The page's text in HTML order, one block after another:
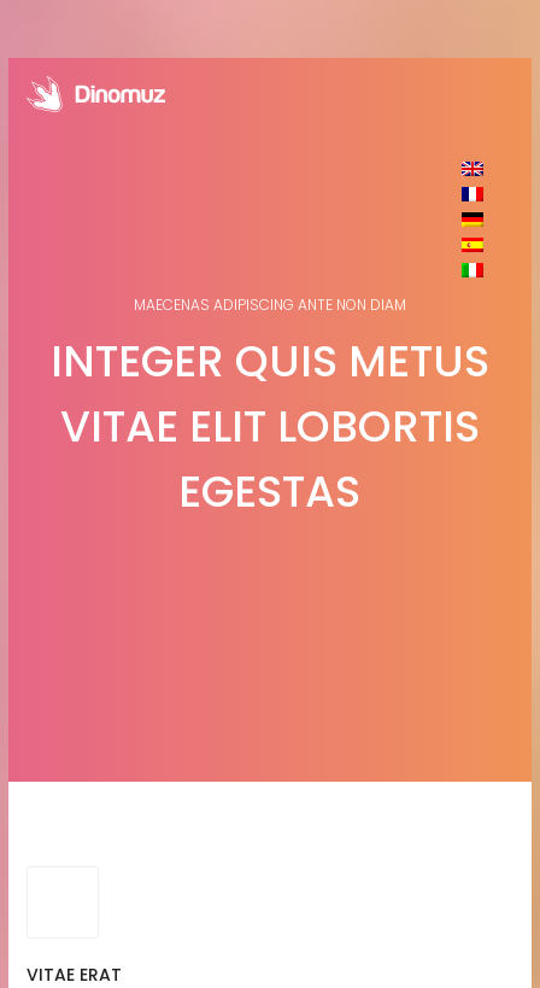
MAECENAS ADIPISCING ANTE NON DIAM
INTEGER QUIS METUS
VITAE ELIT LOBORTIS
EGESTAS
VITAE ERAT